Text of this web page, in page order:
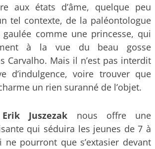
aux états d’âme, quelque peu
tel contexte, de la paléontologue
gaulée comme une princesse, qui
à la vue du beau gosse
Carvalho. Mais il n’est pas interdit
d’indulgence, voire trouver que
un rien suranné de l’objet.
Erik Juszezak nous offre une
qui séduira les jeunes de 7 à
ne pourront que s’extasier devant